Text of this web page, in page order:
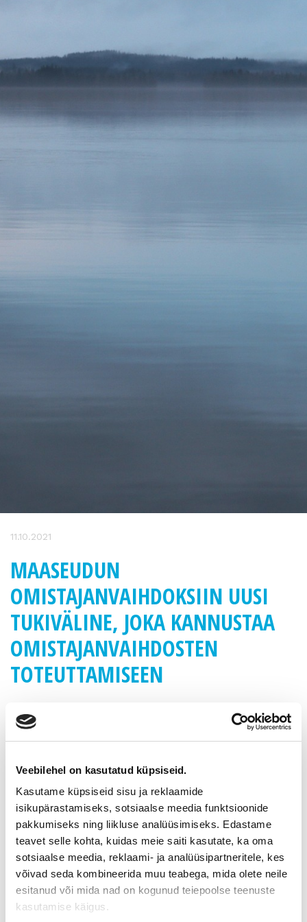
Veebilehel on kasutatud küpsiseid.
Kasutame küpsiseid sisu ja reklaamide
isikupärastamiseks, sotsiaalse meedia funktsioonide
pakkumiseks ning liikluse analüüsimiseks. Edastame
teavet selle kohta, kuidas meie saiti kasutate, ka oma
sotsiaalse meedia, reklaami- ja analüüsipartneritele, kes
võivad seda kombineerida muu teabega, mida olete neile
esitanud või mida nad on kogunud teiepoolse teenuste
kasutamise käigus.
11.10.2021
MAASEUDUN
OMISTAJANVAIHDOKSIIN UUSI
TUKIVÄLINE, JOKA KANNUSTAA
OMISTAJANVAIHDOSTEN
TOTEUTTAMISEEN
Maa- ja metsätalousministeriö sai maaseudun yritysten
kehittämiseen EU:n maaseuturahaston elpymisvaroja 26
miljoonaa euroa. Yhdeksi rahoituksen kohteeksi on
edistäminen. Tuella yritetään ratkaista hyvin konkreettista
yrittäjäksi maaseudulle.
Tukea omistajanvaihdoksiin voidaan luonnehtia kokeiluksi,
jonka avulla saadaan kokemusta siitä, millaista kiinnostusta
tukimuodolle on jatkon kannalta. Kyseessä on teema, joka on
noussut maaseudun kehittämisessä esiin aiempaa vahvemmin.
Uusi tukiväline on mahdollisuus ja kannustaa hyvin
suunniteltujen omistajanvaihdosten toteuttamiseen.